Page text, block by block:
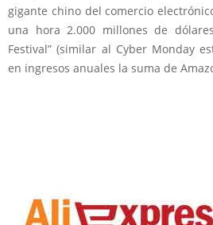
gigante chino del comercio
una hora 2.000 millones de
Festival” (similar al Cyber Monday
en ingresos anuales la suma de